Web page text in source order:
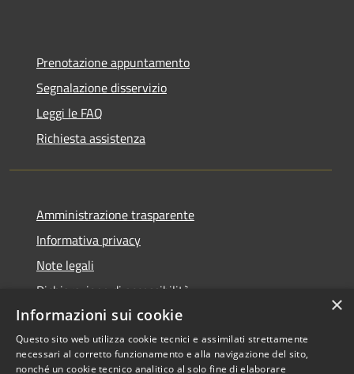
Prenotazione appuntamento
Segnalazione disservizio
Leggi le FAQ
Richiesta assistenza
Amministrazione trasparente
Informativa privacy
Note legali
Dichiarazione di accessibilità
RSS Copyright © 2026 • Comune di
×
Informazioni sui cookie
Questo sito web utilizza cookie tecnici e assimilati strettamente
necessari al corretto funzionamento e alla navigazione del sito,
nonché un cookie tecnico analitico al solo fine di elaborare